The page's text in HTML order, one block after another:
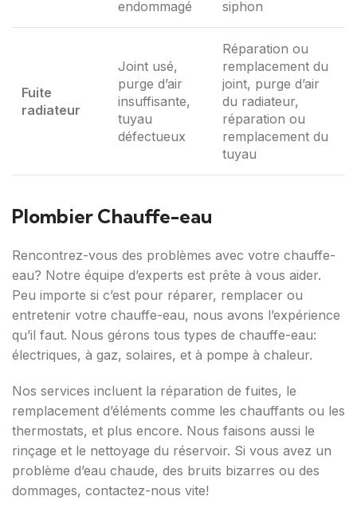
endommagé siphon
Fuite
radiateur
Joint usé,
purge d’air
insuffisante,
tuyau
défectueux
Réparation ou
remplacement du
joint, purge d’air
du radiateur,
réparation ou
remplacement du
tuyau
Plombier Chauffe-eau
Rencontrez-vous des problèmes avec votre chauffe-
eau? Notre équipe d’experts est prête à vous aider.
Peu importe si c’est pour réparer, remplacer ou
entretenir votre chauffe-eau, nous avons l’expérience
qu’il faut. Nous gérons tous types de chauffe-eau:
électriques, à gaz, solaires, et à pompe à chaleur.
Nos services incluent la réparation de fuites, le
remplacement d’éléments comme les chauffants ou les
thermostats, et plus encore. Nous faisons aussi le
rinçage et le nettoyage du réservoir. Si vous avez un
problème d’eau chaude, des bruits bizarres ou des
dommages, contactez-nous vite!